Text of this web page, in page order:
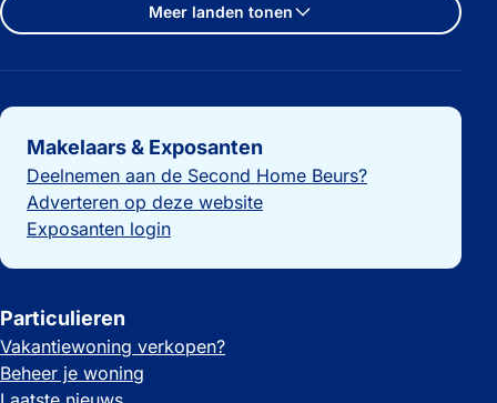
Meer landen tonen
Belangrijke links
Makelaars & Exposanten
Deelnemen aan de Second Home Beurs?
Adverteren op deze website
Exposanten login
Particulieren
Vakantiewoning verkopen?
Beheer je woning